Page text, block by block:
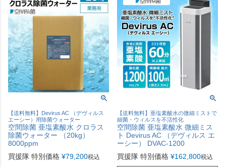
【送料無料】Devirus AC （デヴィルス
エーシー）用除菌ウォーター
空間除菌 亜塩素酸水 クロラス
除菌ウォーター （20kg）
8000ppm
買援隊 特別価格 ¥79,200税込
【送料無料】亜塩素酸水の微細ミストで
細菌・ウィルスを不活性化
空間除菌 亜塩素酸水 微細ミス
ト Devirus AC （デヴィルス エ
ーシー） DVAC-1200
買援隊 特別価格 ¥162,800税込